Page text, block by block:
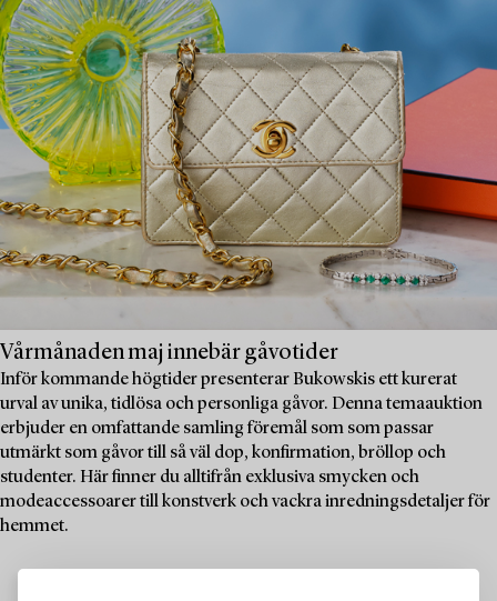
Vårmånaden maj innebär gåvotider
Inför kommande högtider presenterar Bukowskis ett kurerat
urval av unika, tidlösa och personliga gåvor. Denna temaauktion
erbjuder en omfattande samling föremål som som passar
utmärkt som gåvor till så väl dop, konfirmation, bröllop och
studenter. Här finner du alltifrån exklusiva smycken och
modeaccessoarer till konstverk och vackra inredningsdetaljer för
hemmet.